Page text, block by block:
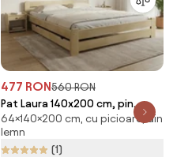
477 RON560 RON
Pat Laura 140x200 cm, pin
Saltele: Fara saltea, Somiera
pat: Fara somiera
64×140×200 cm, cu picioare, din
lemn
(1)